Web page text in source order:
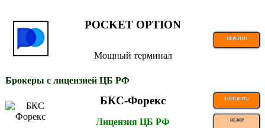
POCKET OPTION
ПЕРЕЙТИ
Мощный терминал
Брокеры с лицензией ЦБ РФ
БКС-Форекс ТОРГОВАТЬ
Лицензия ЦБ РФ ОБЗОР